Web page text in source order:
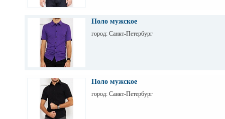
Поло мужское
город: Санкт-Петербург
Поло мужское
город: Санкт-Петербург